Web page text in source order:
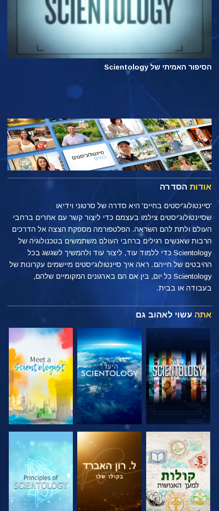
הסיפור האמיתי של Scientology
אודות הסדרה
'סיינטולוג'יסטים בחיים' היא סדרה של סרטוני וידיאו
שסיינטולוג'יסטים צילמו בעצמם כדי ליצור קשר עם אחרים ברחבי
העולם ולתת להם השראה. הפלטפורמה מספקת הצצה אל הדרכים
הרבות שאנשים רגילים ברחבי העולם משתמשים בטכנולוגיה של
Scientology כדי ללמוד עוד, ליצור עוד ולהמשיך לשגשג בכל
ההיבטים של חייהם. ראה איך סיינטולוג'יסטים מיישמים עקרונות של
Scientology כל יום, בין אם הם בארגונים המקומיים שלהם,
בעבודה או בבית.
אתה עשוי לאהוב גם
בדוק את הסדרה בדוק את הסדרה בדוק את הסדרה